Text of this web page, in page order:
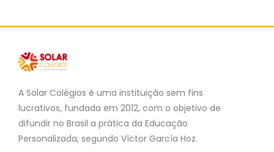
A Solar Colégios é uma instituição sem fins
lucrativos, fundada em 2012, com o objetivo de
difundir no Brasil a prática da Educação
Personalizada, segundo Víctor García Hoz.